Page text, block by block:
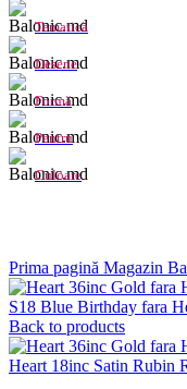
Tematică
Desene
Formă
Pentru
Culoare
Prima pagină Magazin
S18 Blue Birthday fara
Back to products
Heart 18inc Satin Rubin